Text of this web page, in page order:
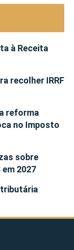
à Receita
recolher IRRF
reforma
no Imposto
sobre
2027